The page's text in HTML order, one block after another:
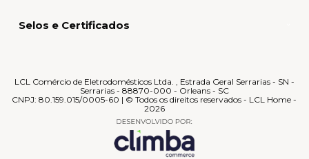
Selos e Certificados
LCL Comércio de Eletrodomésticos Ltda. , Estrada Geral Serrarias - SN -
Serrarias - 88870-000 - Orleans - SC
CNPJ: 80.159.015/0005-60 | © Todos os direitos reservados - LCL Home -
2026